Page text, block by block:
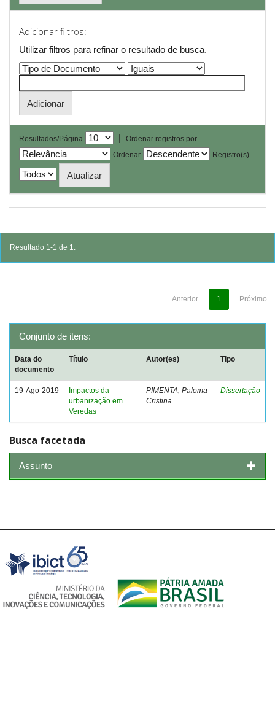
Adicionar filtros:
Utilizar filtros para refinar o resultado de busca.
Resultados/Página |
Ordenar registros por
Ordenar
Registro(s)
Resultado 1-1 de 1.
Anterior 1 Próximo
Conjunto de itens:
Data do
documento
Título Autor(es) Tipo
19-Ago-2019
Impactos da
urbanização em
Veredas
PIMENTA, Paloma
Cristina
Dissertação
Busca facetada
Assunto